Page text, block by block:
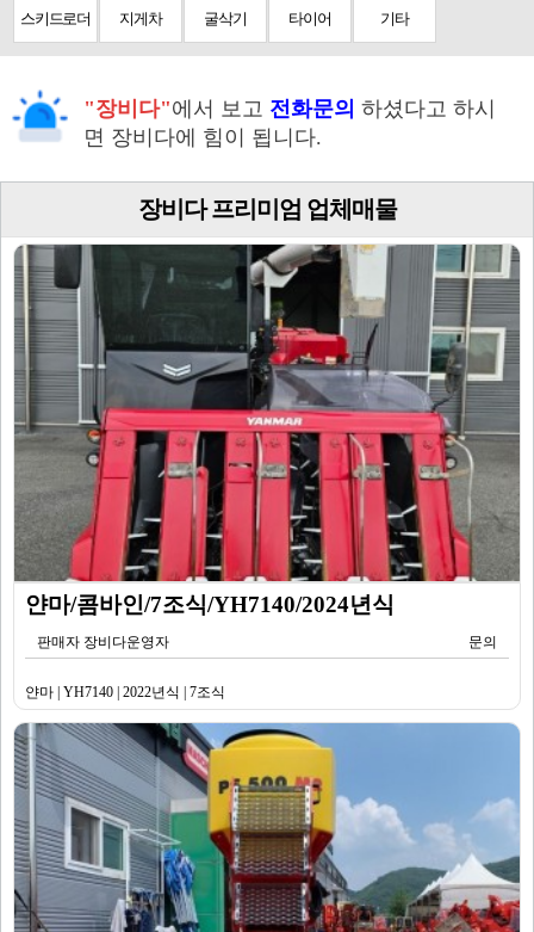
스키드로더 지게차 굴삭기 타이어 기타
"장비다"에서 보고 전화문의 하셨다고 하시
면 장비다에 힘이 됩니다.
장비다 프리미엄 업체매물
얀마/콤바인/7조식/YH7140/2024년식
판매자 장비다운영자 문의
얀마 | YH7140 | 2022년식 | 7조식